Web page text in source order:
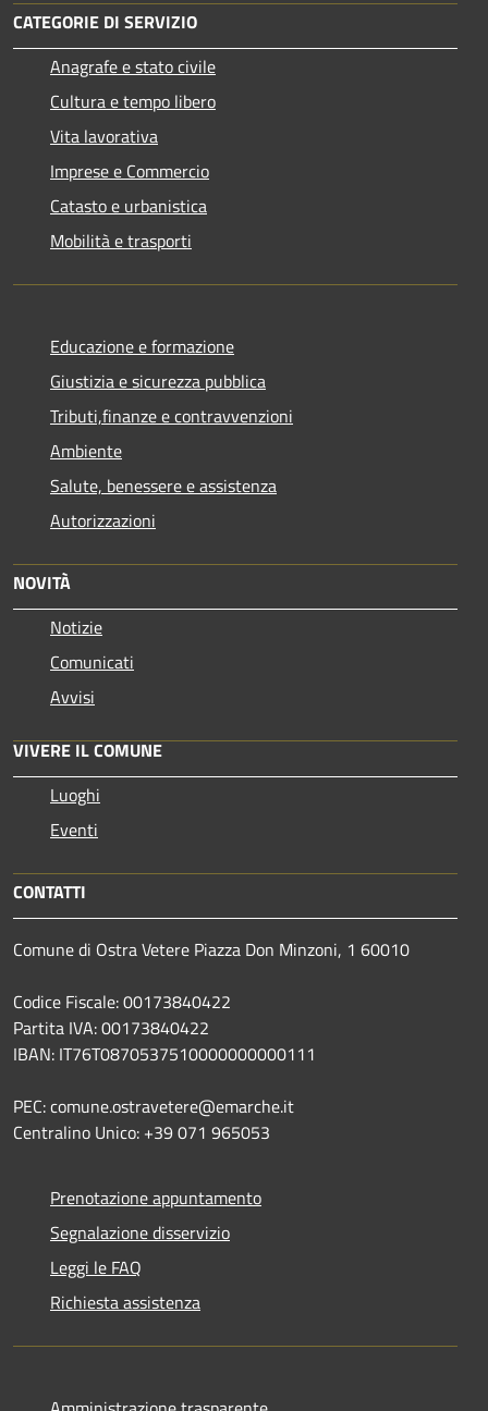
CATEGORIE DI SERVIZIO
Anagrafe e stato civile
Cultura e tempo libero
Vita lavorativa
Imprese e Commercio
Catasto e urbanistica
Mobilità e trasporti
Educazione e formazione
Giustizia e sicurezza pubblica
Tributi,finanze e contravvenzioni
Ambiente
Salute, benessere e assistenza
Autorizzazioni
NOVITÀ
Notizie
Comunicati
Avvisi
VIVERE IL COMUNE
Luoghi
Eventi
CONTATTI
Comune di Ostra Vetere Piazza Don Minzoni, 1 60010
Codice Fiscale: 00173840422
Partita IVA: 00173840422
IBAN: IT76T0870537510000000000111
PEC: comune.ostravetere@emarche.it
Centralino Unico: +39 071 965053
Prenotazione appuntamento
Segnalazione disservizio
Leggi le FAQ
Richiesta assistenza